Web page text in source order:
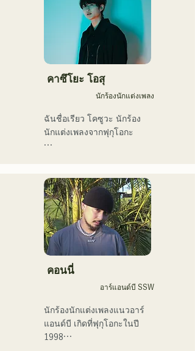
SEIYA มือเบส และ SHO มือ
กลอง ก่อให้เกิดดนตรีร็อกที่
ติดหูแต่คุ้นเคย ซึ่งเป็น
เอกลักษณ์เฉพาะตัวของ
AREINT
เพลง "Remember Me" ของ
Hawks Live 2024"
คาซึโยะ โอสุ
นักร้องนักแต่งเพลง
ฉันชื่อเรียว โคซูวะ นักร้อง
นักแต่งเพลงจากฟุกุโอกะ
ตามท้องถนน บน TikTok
และตามงานอีเวนต์ต่างๆ!
ฉันรักดนตรีมาตั้งแต่เด็ก
หลังจากเข้ามัธยมปลาย ฉัน
เริ่มร้องเพลงต่อหน้าผู้คน และ
ฉันหวังว่าจะสร้างสรรค์
ดนตรีที่เชื่อมโยงกับทุกคน
คอนนี่
อาร์แอนด์บี SSW
นักร้องนักแต่งเพลงแนวอาร์
แอนด์บี เกิดที่ฟุกุโอกะในปี
1998